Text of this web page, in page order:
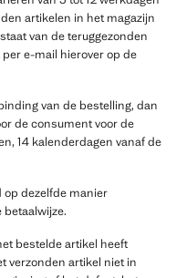
artikelen in het magazijn
van de teruggezonden
e-mail hierover op de
van de bestelling, dan
de consument voor de
14 kalenderdagen vanaf de
op dezelfde manier
bestelde artikel heeft
verzonden artikel niet in